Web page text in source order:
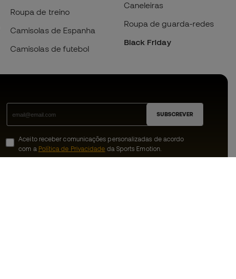
Roupa de treino
Camisolas de Espanha
Camisolas de futebol
Caneleiras
Roupa de guarda-redes
Black Friday
SUBSCREVER
Aceito receber comunicações personalizadas de acordo
com a Política de Privacidade da Sports Emotion.